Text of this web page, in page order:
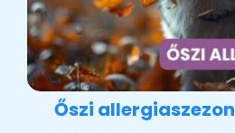
Őszi allergiaszezon